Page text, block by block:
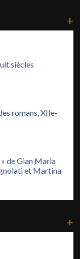
+
siècles
romans, XIIe-
de Gian Maria
et Martina
+